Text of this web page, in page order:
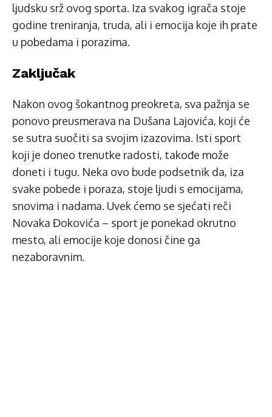
ljudsku srž ovog sporta. Iza svakog igrača stoje
godine treniranja, truda, ali i emocija koje ih prate
u pobedama i porazima.
Zaključak
Nakon ovog šokantnog preokreta, sva pažnja se
ponovo preusmerava na Dušana Lajovića, koji će
se sutra suočiti sa svojim izazovima. Isti sport
koji je doneo trenutke radosti, takođe može
doneti i tugu. Neka ovo bude podsetnik da, iza
svake pobede i poraza, stoje ljudi s emocijama,
snovima i nadama. Uvek ćemo se sjećati reči
Novaka Đokovića – sport je ponekad okrutno
mesto, ali emocije koje donosi čine ga
nezaboravnim.